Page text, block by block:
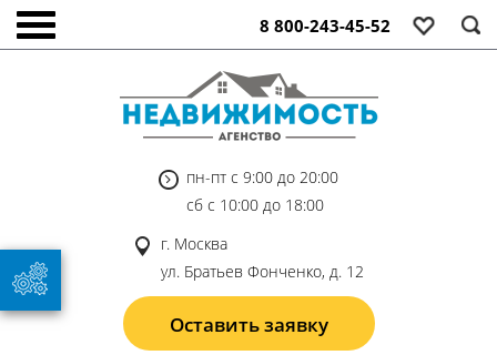
8 800-243-45-52
пн-пт с 9:00 до 20:00
сб с 10:00 до 18:00
г. Москва
ул. Братьев Фонченко, д. 12
Оставить заявку